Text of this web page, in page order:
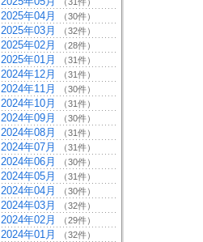
2025年04月 （30件）
2025年03月 （32件）
2025年02月 （28件）
2025年01月 （31件）
2024年12月 （31件）
2024年11月 （30件）
2024年10月 （31件）
2024年09月 （30件）
2024年08月 （31件）
2024年07月 （31件）
2024年06月 （30件）
2024年05月 （31件）
2024年04月 （30件）
2024年03月 （32件）
2024年02月 （29件）
2024年01月 （32件）